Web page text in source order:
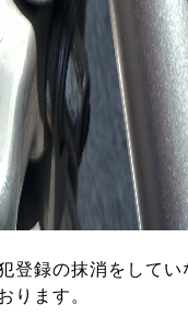
登録の抹消をしてい
ります。